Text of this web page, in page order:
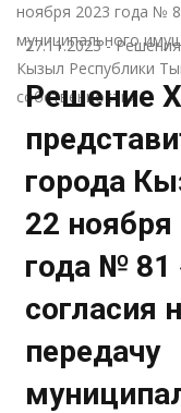
ноября 2023 года №
муниципального
Кызыл Республики
собственность»
27.11.2023-
Решение
города
22 ноября
года № 81
согласия
передачу